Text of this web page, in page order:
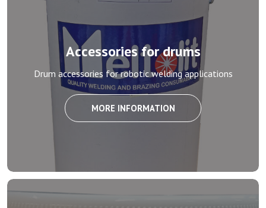
Accessories for drums
Drum accessories for robotic welding applications
MORE INFORMATION